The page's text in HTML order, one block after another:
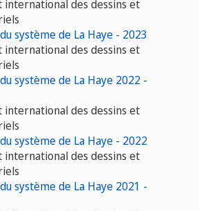
des dessins et
système de La Haye - 2023
des dessins et
système de La Haye 2022 -
des dessins et
système de La Haye - 2022
des dessins et
système de La Haye 2021 -